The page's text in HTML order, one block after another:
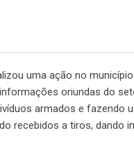
uma ação no
oriundas do
armados e fazendo
recebidos a tiros, dando